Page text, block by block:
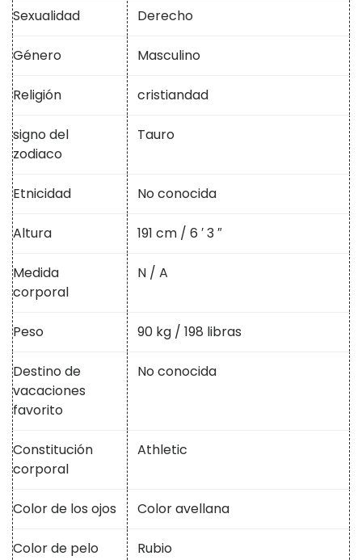
Sexualidad Derecho
Género Masculino
Religión cristiandad
signo del
zodiaco
Tauro
Etnicidad No conocida
Altura 191 cm / 6 ′ 3 ″
Medida
corporal
N / A
Peso 90 kg / 198 libras
Destino de
vacaciones
favorito
No conocida
Constitución
corporal
Athletic
Color de los ojos Color avellana
Color de pelo Rubio